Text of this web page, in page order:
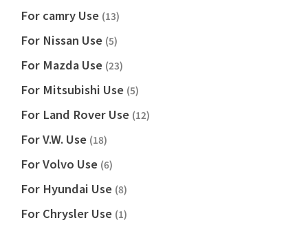
For camry Use (13)
For Nissan Use (5)
For Mazda Use (23)
For Mitsubishi Use (5)
For Land Rover Use (12)
For V.W. Use (18)
For Volvo Use (6)
For Hyundai Use (8)
For Chrysler Use (1)